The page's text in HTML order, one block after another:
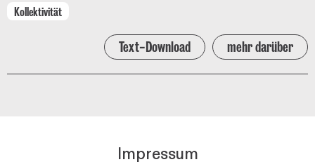
Kollektivität
Text-Download mehr darüber
Impressum